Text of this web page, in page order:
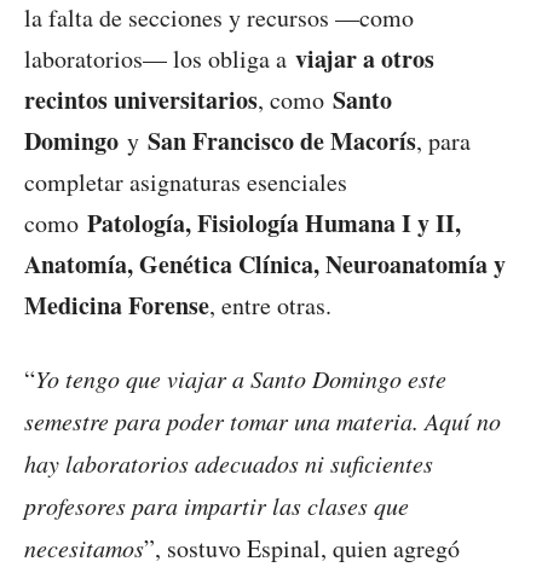
la falta de secciones y recursos —como
laboratorios— los obliga a viajar a otros
recintos universitarios, como Santo
Domingo y San Francisco de Macorís, para
completar asignaturas esenciales
como Patología, Fisiología Humana I y II,
Anatomía, Genética Clínica, Neuroanatomía y
Medicina Forense, entre otras.
“Yo tengo que viajar a Santo Domingo este
semestre para poder tomar una materia. Aquí no
hay laboratorios adecuados ni suficientes
profesores para impartir las clases que
necesitamos”, sostuvo Espinal, quien agregó